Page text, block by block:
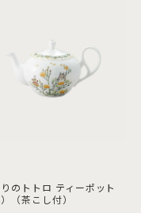
のトトロ ティーポット
）（茶こし付）